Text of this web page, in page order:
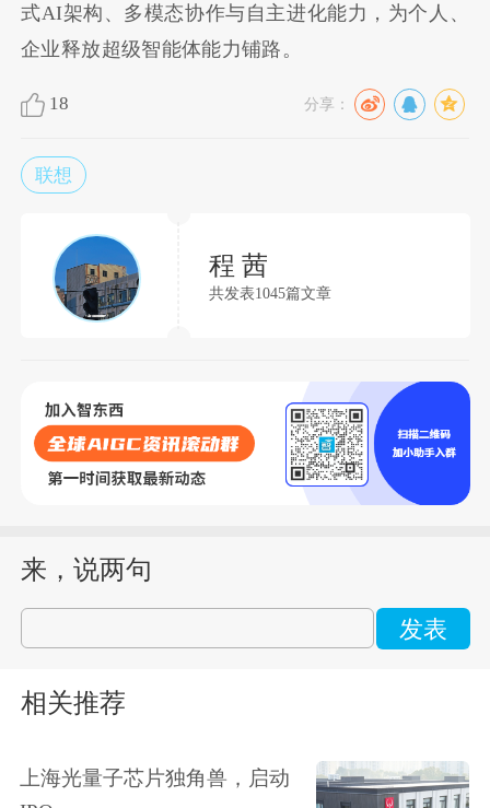
式AI架构、多模态协作与自主进化能力，为个人、
企业释放超级智能体能力铺路。
18 分享：
联想
程 茜
共发表1045篇文章
来，说两句
发表
相关推荐
上海光量子芯片独角兽，启动